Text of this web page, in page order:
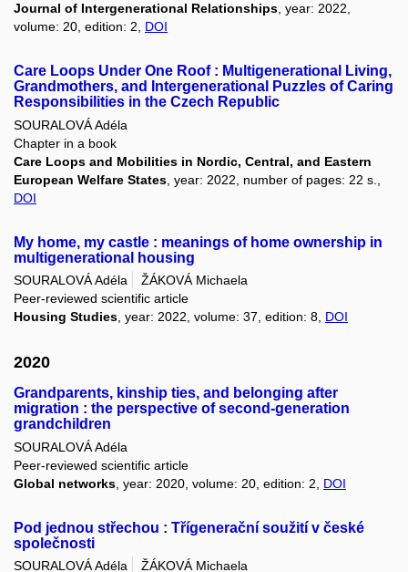
Journal of Intergenerational Relationships, year: 2022,
volume: 20, edition: 2, DOI
Care Loops Under One Roof : Multigenerational Living,
Grandmothers, and Intergenerational Puzzles of Caring
Responsibilities in the Czech Republic
SOURALOVÁ Adéla
Chapter in a book
Care Loops and Mobilities in Nordic, Central, and Eastern
European Welfare States , year: 2022, number of pages: 22 s.,
DOI
My home, my castle : meanings of home ownership in
multigenerational housing
SOURALOVÁ Adéla
ŽÁKOVÁ Michaela
Peer-reviewed scientific article
Housing Studies , year: 2022, volume: 37, edition: 8, DOI
2020
Grandparents, kinship ties, and belonging after
migration : the perspective of second-generation
grandchildren
SOURALOVÁ Adéla
Peer-reviewed scientific article
Global networks , year: 2020, volume: 20, edition: 2, DOI
Pod jednou střechou : Třígenerační soužití v české
společnosti
SOURALOVÁ Adéla
ŽÁKOVÁ Michaela